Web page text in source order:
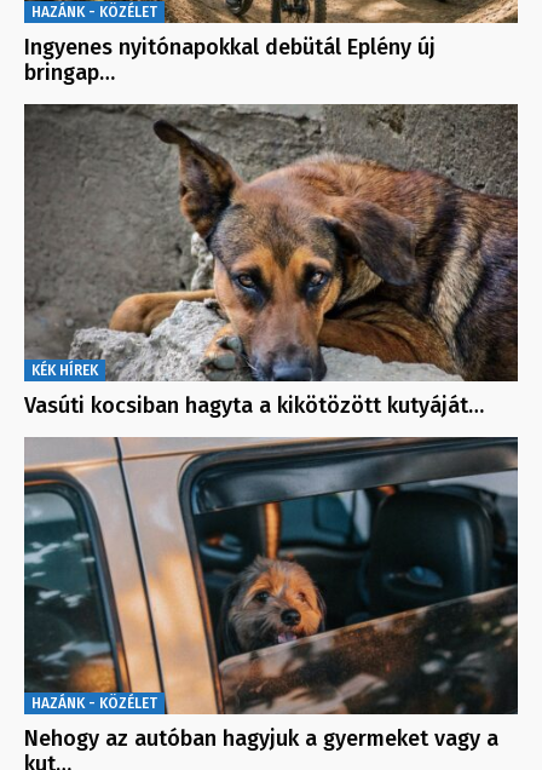
HAZÁNK - KÖZÉLET
Ingyenes nyitónapokkal debütál Eplény új
bringap…
KÉK HÍREK
Vasúti kocsiban hagyta a kikötözött kutyáját…
HAZÁNK - KÖZÉLET
Nehogy az autóban hagyjuk a gyermeket vagy a
kut…